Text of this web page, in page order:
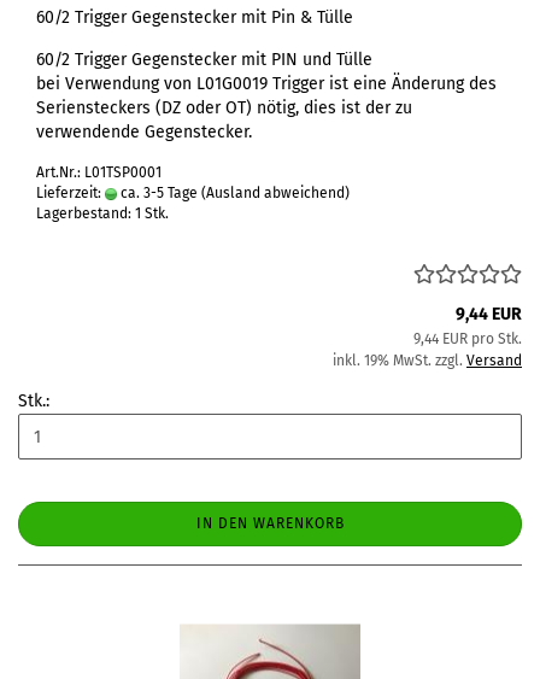
60/2 Trigger Gegenstecker mit Pin & Tülle
60/2 Trigger Gegenstecker mit PIN und Tülle
bei Verwendung von L01G0019 Trigger ist eine Änderung des
Seriensteckers (DZ oder OT) nötig, dies ist der zu
verwendende Gegenstecker.
Art.Nr.: L01TSP0001
Lieferzeit:
ca. 3-5 Tage (Ausland abweichend)
Lagerbestand: 1 Stk.
9,44 EUR
9,44 EUR pro Stk.
inkl. 19% MwSt. zzgl. Versand
Stk.:
IN DEN WARENKORB